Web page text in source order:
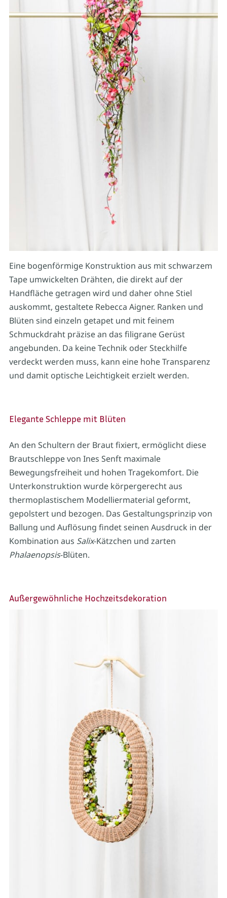
Eine bogenförmige Konstruktion aus mit schwarzem
Tape umwickelten Drähten, die direkt auf der
Handfläche getragen wird und daher ohne Stiel
auskommt, gestaltete Rebecca Aigner. Ranken und
Blüten sind einzeln getapet und mit feinem
Schmuckdraht präzise an das filigrane Gerüst
angebunden. Da keine Technik oder Steckhilfe
verdeckt werden muss, kann eine hohe Transparenz
und damit optische Leichtigkeit erzielt werden.
Elegante Schleppe mit Blüten
An den Schultern der Braut fixiert, ermöglicht diese
Brautschleppe von Ines Senft maximale
Bewegungsfreiheit und hohen Tragekomfort. Die
Unterkonstruktion wurde körpergerecht aus
thermoplastischem Modelliermaterial geformt,
gepolstert und bezogen. Das Gestaltungsprinzip von
Ballung und Auflösung findet seinen Ausdruck in der
Kombination aus Salix-Kätzchen und zarten
Phalaenopsis-Blüten.
Außergewöhnliche Hochzeitsdekoration